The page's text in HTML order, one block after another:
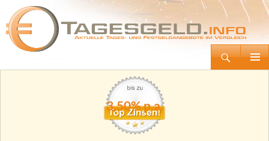
Tagesgeld.info – Tagesgeldkonten vergleichen und Tagesgeld-Zinsen berechnen
Zum
3,50% p.a.